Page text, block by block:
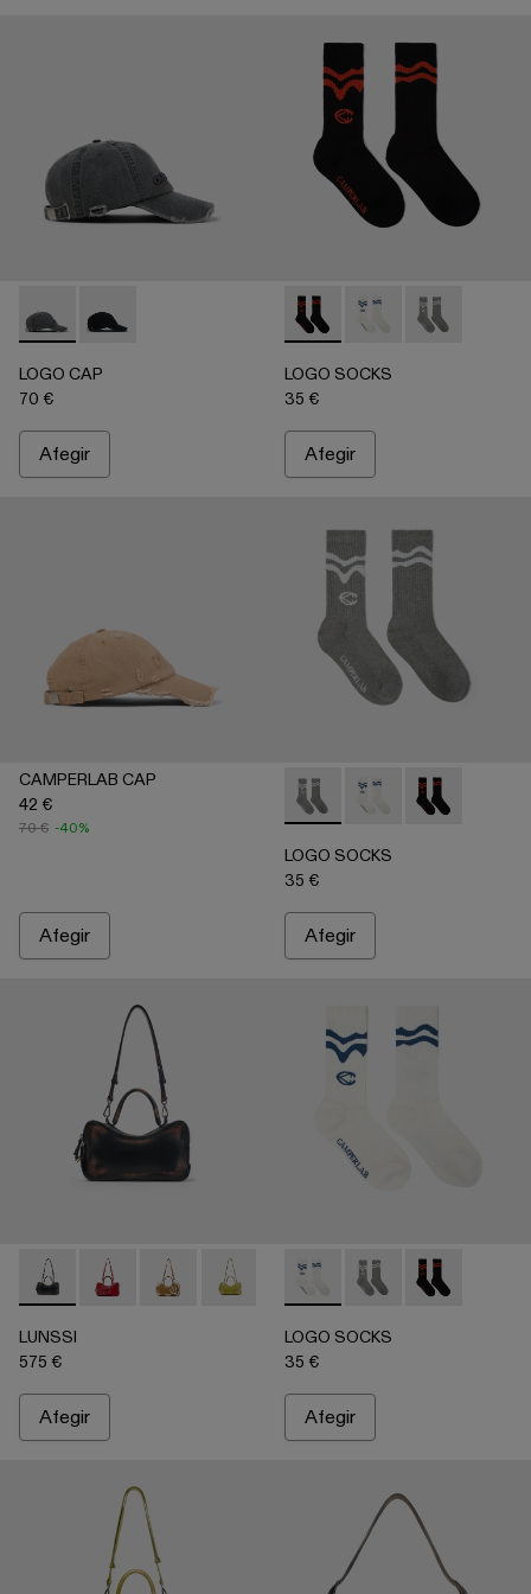
LOGO CAP - AS00011-002 - GRIS APAGAT
LOGO CAP - AS00011-001 - NEGRE ESVAÏT
LOGO CAP
70 €
Afegir
LOGO SOCKS - AA00005-
LOGO SOCKS -
LOGO
LOGO SOCKS
35 €
Afegir
CAMPERLAB CAP
42 €
70 € -40%
Afegir
LOGO SOCKS - AA00005-
LOGO SOCKS -
LOGO
LOGO SOCKS
35 €
Afegir
LUNSSI - AB00006-001 - Bossa de pell negra
LUNSSI - AB00006-004 - Bossa de pell vermella
LUNSSI - AB00006-003 - Bossa de pell marró
LUNSSI - AB00006-002 - Bossa de
LUNSSI
575 €
Afegir
LOGO SOCKS - AA00005-
LOGO SOCKS -
LOGO
LOGO SOCKS
35 €
Afegir